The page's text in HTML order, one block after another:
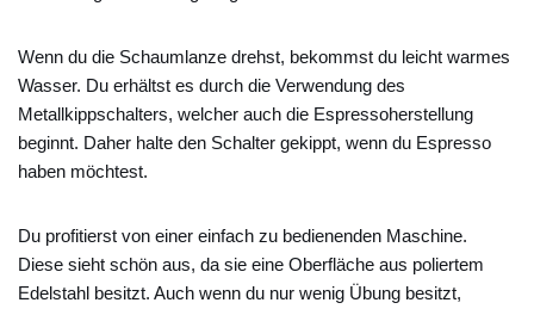
Wenn du die Schaumlanze drehst, bekommst du leicht warmes
Wasser. Du erhältst es durch die Verwendung des
Metallkippschalters, welcher auch die Espressoherstellung
beginnt. Daher halte den Schalter gekippt, wenn du Espresso
haben möchtest.
Du profitierst von einer einfach zu bedienenden Maschine.
Diese sieht schön aus, da sie eine Oberfläche aus poliertem
Edelstahl besitzt. Auch wenn du nur wenig Übung besitzt,